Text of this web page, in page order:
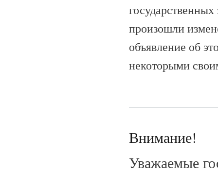
произошли
объявление об
некоторыми
Внимание!
Уважаемые